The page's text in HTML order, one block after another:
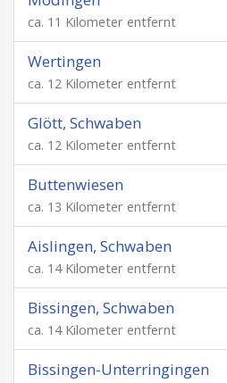
ca. 11 Kilometer entfernt
Wertingen
ca. 12 Kilometer entfernt
Glött, Schwaben
ca. 12 Kilometer entfernt
Buttenwiesen
ca. 13 Kilometer entfernt
Aislingen, Schwaben
ca. 14 Kilometer entfernt
Bissingen, Schwaben
ca. 14 Kilometer entfernt
Bissingen-Unterringingen